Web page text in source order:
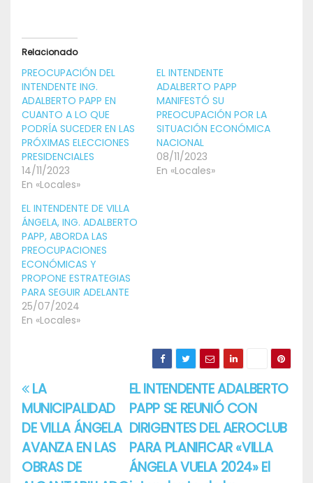
Relacionado
PREOCUPACIÓN DEL
INTENDENTE ING.
ADALBERTO PAPP EN
CUANTO A LO QUE
PODRÍA SUCEDER EN LAS
PRÓXIMAS ELECCIONES
PRESIDENCIALES
14/11/2023
En «Locales»
EL INTENDENTE
ADALBERTO PAPP
MANIFESTÓ SU
PREOCUPACIÓN POR LA
SITUACIÓN ECONÓMICA
NACIONAL
08/11/2023
En «Locales»
EL INTENDENTE DE VILLA
ÁNGELA, ING. ADALBERTO
PAPP, ABORDA LAS
PREOCUPACIONES
ECONÓMICAS Y
PROPONE ESTRATEGIAS
PARA SEGUIR ADELANTE
25/07/2024
En «Locales»
Navegación
de
entradas
EL INTENDENTE ADALBERTO
PAPP SE REUNIÓ CON
DIRIGENTES DEL AEROCLUB
PARA PLANIFICAR «VILLA
ÁNGELA VUELA 2024» El
LA
MUNICIPALIDAD
DE VILLA ÁNGELA
AVANZA EN LAS
OBRAS DE